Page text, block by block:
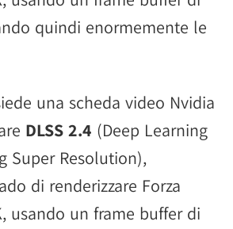
quindi enormemente le
una scheda video Nvidia
DLSS 2.4 (Deep Learning
Super Resolution),
di renderizzare Forza
usando un frame buffer di